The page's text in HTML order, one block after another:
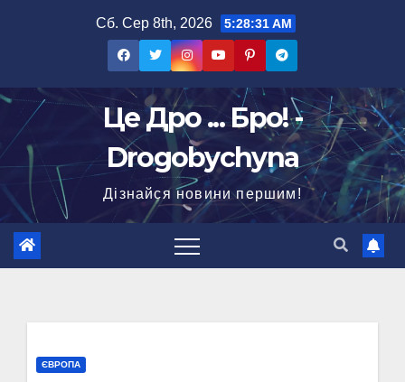
Сб. Сер 8th, 2026 5:28:32 AM
Це Дро ... Бро! -
Drogobychyna
Дізнайся новини першим!
ЄВРОПА